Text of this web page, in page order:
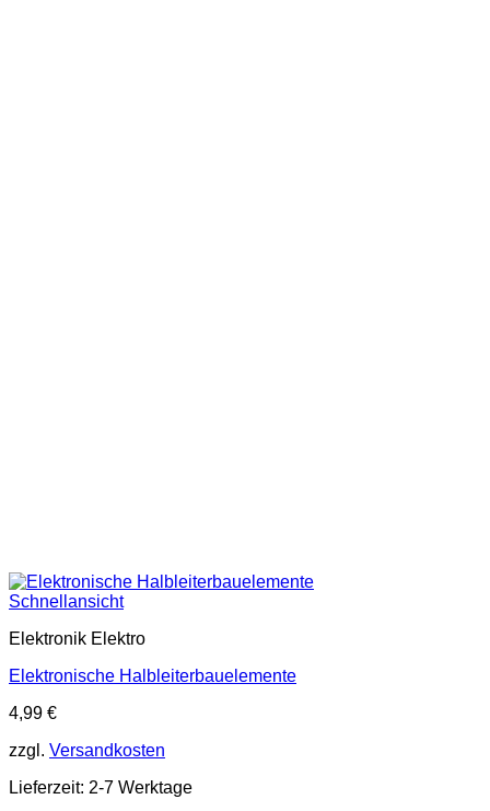
Schnellansicht
Elektronik Elektro
Elektronische Halbleiterbauelemente
4,99 €
zzgl. Versandkosten
Lieferzeit: 2-7 Werktage